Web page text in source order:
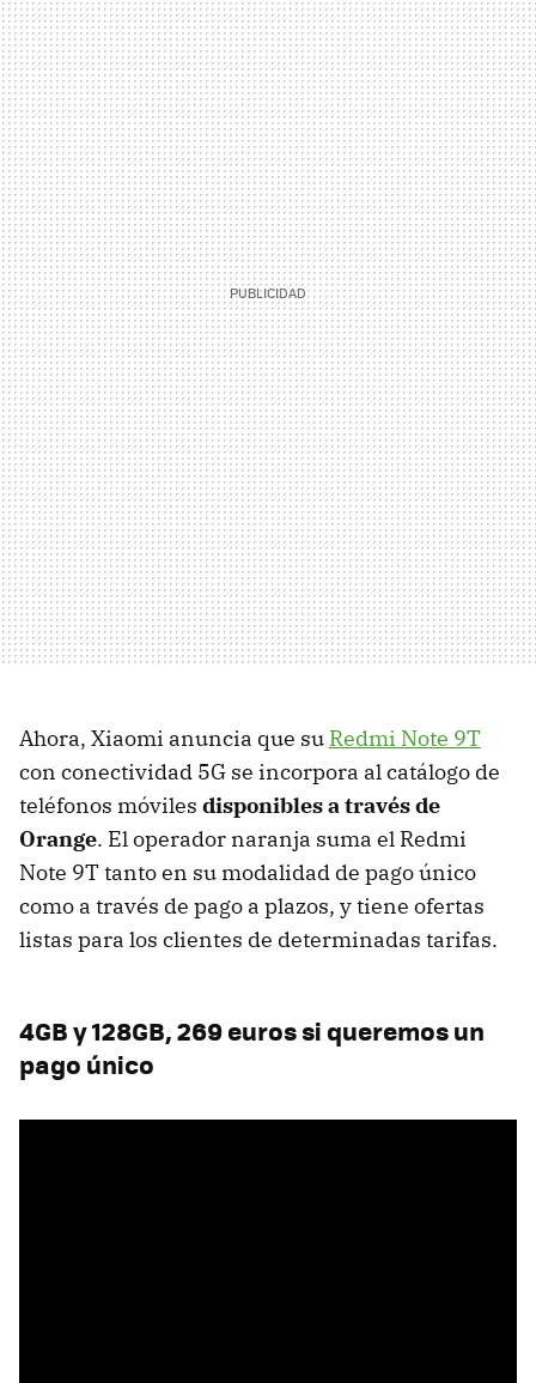
Ahora, Xiaomi anuncia que su Redmi Note 9T
con conectividad 5G se incorpora al catálogo de
teléfonos móviles disponibles a través de
Orange. El operador naranja suma el Redmi
Note 9T tanto en su modalidad de pago único
como a través de pago a plazos, y tiene ofertas
listas para los clientes de determinadas tarifas.
4GB y 128GB, 269 euros si queremos un
pago único